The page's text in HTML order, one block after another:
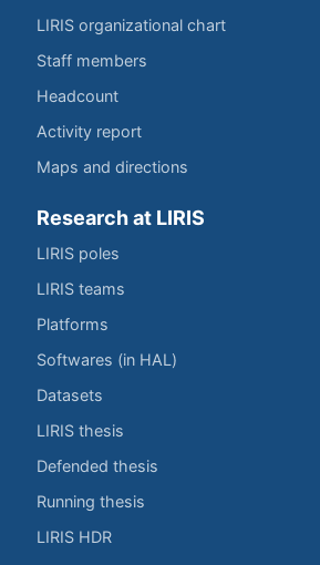
LIRIS organizational chart
Staff members
Headcount
Activity report
Maps and directions
Research at LIRIS
LIRIS poles
LIRIS teams
Platforms
Softwares (in HAL)
Datasets
LIRIS thesis
Defended thesis
Running thesis
LIRIS HDR